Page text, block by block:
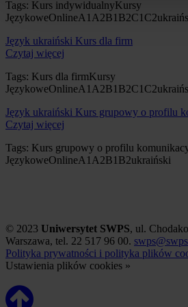
Tags: Kurs indywidualnyKursy
JęzykoweOnlineA1A2B1B2C1C2
Język ukraiński Kurs dla firm
Czytaj więcej
Tags: Kurs dla firmKursy
JęzykoweOnlineA1A2B1B2C1C2
Język ukraiński Kurs grupowy o profilu
Czytaj więcej
Tags: Kurs grupowy o profilu
JęzykoweOnlineA1A2B1B2ukraiński
© 2023 Uniwersytet SWPS, ul.
Warszawa, tel. 22 517 96 00.
Polityka prywatności i polityka plików
Ustawienia plików cookies »
nusa365